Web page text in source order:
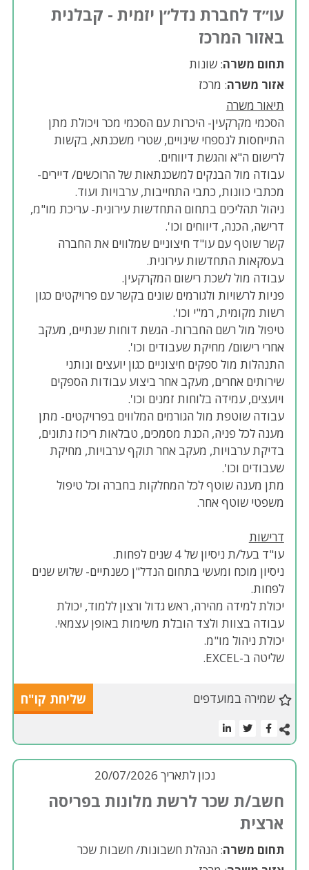
עו״ד לחברת נדל״ן יזמית - קבלנית
באזור המרכז
תחום משרה: שונות
אזור משרה: מרכז
תיאור משרה
הסכמי מקרקעין- היכרות עם הסכמי מכר ויכולת מתן
התייחסות לנספחי שינויים, שטרי משכנתא, בקשות
לרישום ה"א והגשת דיווחים.
עבודה מול הבנקים למשכנתאות של הרוכשים/ דיירים-
מכתבי כוונות, כתבי התחייבות, ערבויות ועוד.
ניהול תהליכים בתחום התחדשות עירונית- עריכת מו"מ,
דרישה, הכנה, דיווחים וכו'.
קשר שוטף עם עו"ד חיצוניים שמלווים את החברה
בעסקאות התחדשות עירונית.
עבודה מול לשכת רישום המקרקעין.
פניות לרשויות ולגורמים שונים בקשר עם פרויקטים כגון
רשות מקומית, רמ"י וכו'.
טיפול מול רשם החברות- הגשת דוחות שנתיים, מעקב
אחרי רישום/ מחיקת שעבודים וכו'.
התנהלות מול ספקים חיצוניים כגון יועצים ונותני
שירותים אחרים, מעקב אחר ביצוע עבודות הספקים
ויועצים, עמידה בלוחות זמנים וכו'.
עבודה שוטפת מול הגורמים המלווים בפרויקטים- מתן
מענה לכל פניה, הכנת מסמכים, טבלאות ריכוז נתונים,
בדיקת ערבויות, מעקב אחר תוקף ערבויות, מחיקת
שעבודים וכו'.
מתן מענה שוטף לכל המחלקות בחברה וכל טיפול
משפטי שוטף אחר.
דרישות
עו"ד בעל/ת ניסיון של 4 שנים לפחות.
ניסיון מוכח ומעשי בתחום הנדל"ן כשנתיים- שלוש שנים
לפחות.
יכולת למידה מהירה, ראש גדול ורצון ללמוד, יכולת
עבודה בצוות ולצד הובלת משימות באופן עצמאי.
יכולת ניהול מו"מ.
שליטה ב-EXCEL.
שמירה במועדפים שליחת קו"ח
נכון לתאריך 20/07/2026
חשב/ת שכר לרשת מלונות בפריסה
ארצית
תחום משרה: הנהלת חשבונות/ חשבות שכר